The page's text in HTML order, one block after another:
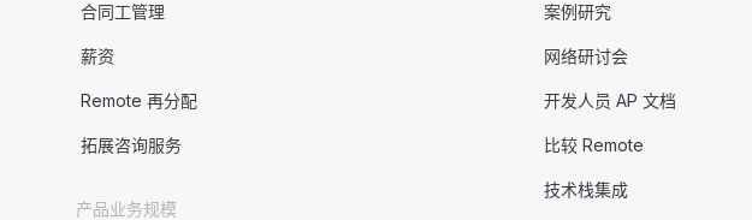
合同工管理
薪资
Remote 再分配
拓展咨询服务
产品业务规模
案例研究
网络研讨会
开发人员 AP 文档
比较 Remote
技术栈集成